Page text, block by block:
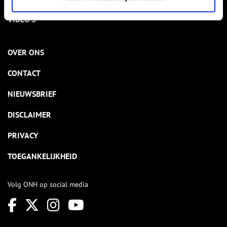
VIDEO’S
OVER ONS
CONTACT
NIEUWSBRIEF
DISCLAIMER
PRIVACY
TOEGANKELIJKHEID
Volg ONH op social media